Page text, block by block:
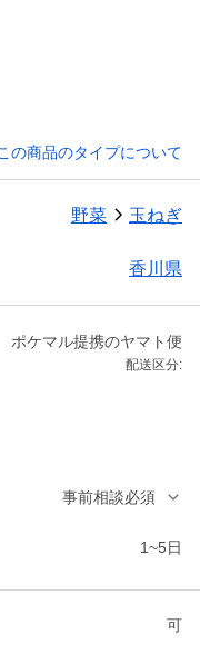
の商品のタイプについて
野菜 玉ねぎ
香川県
ポケマル提携のヤマト便
配送区分:
事前相談必須
1~5日
可